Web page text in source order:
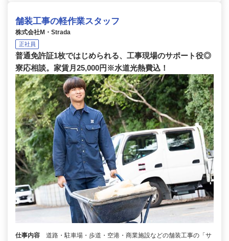
舗装工事の軽作業スタッフ
株式会社M・Strada
正社員
普通免許証1枚ではじめられる、工事現場のサポート役◎
寮応相談。家賃月25,000円※水道光熱費込！
仕事内容
道路・駐車場・歩道・空港・商業施設などの舗装工事の「サ